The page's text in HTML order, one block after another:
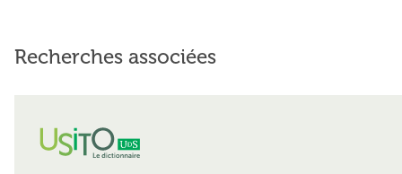
Recherches associées